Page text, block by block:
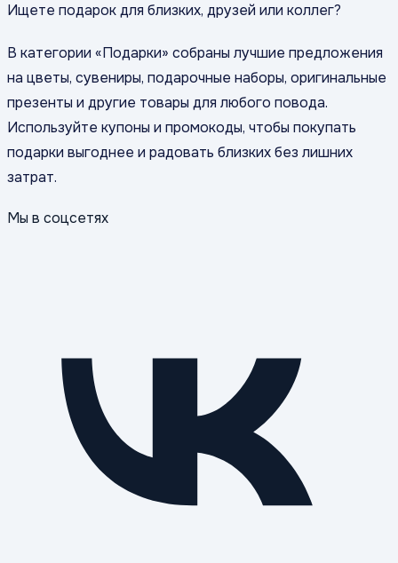
Ищете подарок для близких, друзей или коллег?
В категории «Подарки» собраны лучшие предложения
на цветы, сувениры, подарочные наборы, оригинальные
презенты и другие товары для любого повода.
Используйте купоны и промокоды, чтобы покупать
подарки выгоднее и радовать близких без лишних
затрат.
Мы в соцсетях